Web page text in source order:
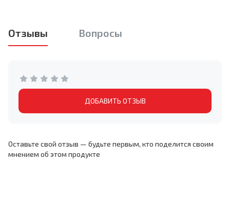
Отзывы Вопросы
ДОБАВИТЬ ОТЗЫВ
Оставьте свой отзыв — будьте первым, кто поделится своим
мнением об этом продукте